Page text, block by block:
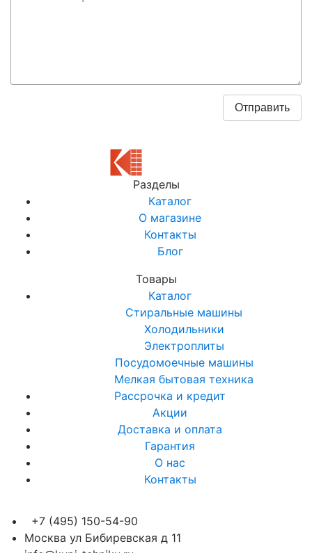
Разделы
Каталог
О магазине
Контакты
Блог
Товары
Каталог
Стиральные машины
Холодильники
Электроплиты
Посудомоечные машины
Мелкая бытовая техника
Рассрочка и кредит
Акции
Доставка и оплата
Гарантия
О нас
Контакты
+7 (495) 150-54-90
Москва ул Бибиревская д 11